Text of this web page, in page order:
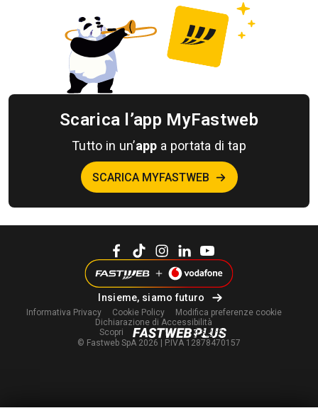
Scarica l’app MyFastweb
Tutto in un’app a portata di tap
SCARICA MYFASTWEB
© Fastweb SpA 2026 | P.IVA 12878470157
Insieme, siamo futuro
Informativa Privacy Cookie Policy Modifica preferenze cookie
Dichiarazione di Accessibilità
Scopri